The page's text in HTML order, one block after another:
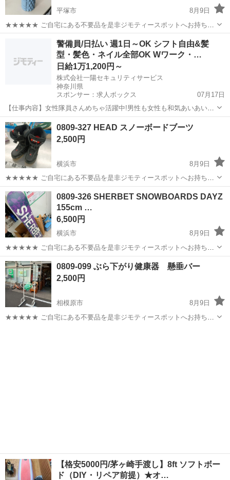
平塚市
8月9日
★★★★★ ご自宅にある不要品を是非ジモティースポットへお持ち込
みしませんか？ 家電、趣味・スポーツ・レジャー用品、こども用品、
衣料服飾品、生活雑貨、家具、本、CD・DVDなどが無料でまとめて持
ち込めます！ ※詳細はこ...
平塚市 フィットネス、トレーニング 腹筋
警備員/日払い 週1日～OK シフト自由&髪
型・髪色・ネイル全部OK Wワーク・…
日給1万1,200円～
株式会社一陽セキュリティサービス
神奈川県
スポンサー：求人ボックス
07月17日
【仕事内容】女性隊員さんめちゃ活躍中!男性も女性も和気あいあいや
ってます 今回お任せするお仕事は… 通行する歩行者・車の案内のほか
パン屋さんでの見守り警備など! 季節によってはイベントの警備も お
任せいたします / ウチは男性も...
アルバイト・パート
0809-327 HEAD スノーボードブーツ
2,500円
横浜市
8月9日
★★★★★ ご自宅にある不要品を是非ジモティースポットへお持ち込
みしませんか？ 家電、趣味・スポーツ・レジャー用品、こども用品、
衣料服飾品、生活雑貨、家具、本、CD・DVDなどが無料でまとめて持
ち込めます！ ※詳細はこ...
神奈川 横浜市 スノーボード HEAD
0809-326 SHERBET SNOWBOARDS DAYZ
155cm …
6,500円
横浜市
8月9日
★★★★★ ご自宅にある不要品を是非ジモティースポットへお持ち込
みしませんか？ 家電、趣味・スポーツ・レジャー用品、こども用品、
衣料服飾品、生活雑貨、家具、本、CD・DVDなどが無料でまとめて持
ち込めます！ ※詳細はこ...
神奈川 横浜市 スノーボード DAYZ
0809-099 ぶら下がり健康器 懸垂バー
2,500円
相模原市
8月9日
★★★★★ ご自宅にある不要品を是非ジモティースポットへお持ち込
【格安5000円/茅ヶ崎手渡し】8ft ソフトボー
ド（DIY・リペア前提）★オ…